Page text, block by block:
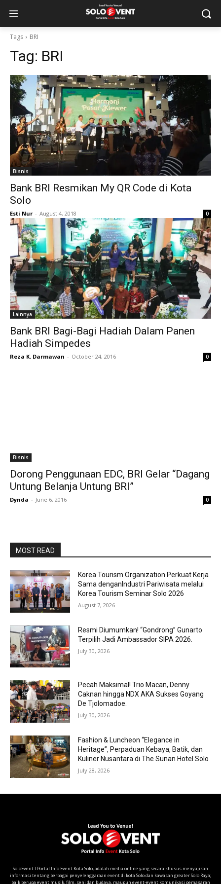
Tags BRI
Tag: BRI
Bisnis
Bank BRI Resmikan My QR Code di Kota
Solo
Esti Nur - August 4, 2018 0
Lainnya
Bank BRI Bagi-Bagi Hadiah Dalam Panen
Hadiah Simpedes
Reza K. Darmawan - October 24, 2016 0
Bisnis
Dorong Penggunaan EDC, BRI Gelar “Dagang
Untung Belanja Untung BRI”
Dynda - June 6, 2016 0
MOST READ
Korea Tourism Organization Perkuat Kerja
Sama denganIndustri Pariwisata melalui
Korea Tourism Seminar Solo 2026
August 7, 2026
Resmi Diumumkan! “Gondrong” Gunarto
Terpilih Jadi Ambassador SIPA 2026.
July 30, 2026
Pecah Maksimal! Trio Macan, Denny
Caknan hingga NDX AKA Sukses Goyang
De Tjolomadoe.
July 30, 2026
Fashion & Luncheon “Elegance in
Heritage”, Perpaduan Kebaya, Batik, dan
Kuliner Nusantara di The Sunan Hotel Solo
July 28, 2026
SoloEvent I Portal Info Event Kota Solo, adalah media online yang secara khusus menyajikan
informasi tentang berbagai penyelenggaraan event di kota Solo dan kawasan greater Solo Raya;
baik berupa event musik, film, seni dan budaya, maupun event-event komunikasi pemasaran